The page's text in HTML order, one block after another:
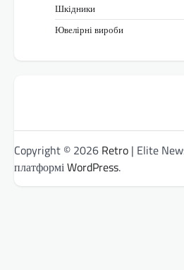
Шкідники
Ювелірні вироби
Copyright © 2026 Retro | Elite
платформіWordPress.